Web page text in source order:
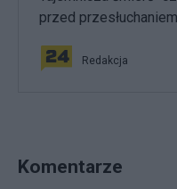
przed przesłuchaniem
Redakcja
Komentarze